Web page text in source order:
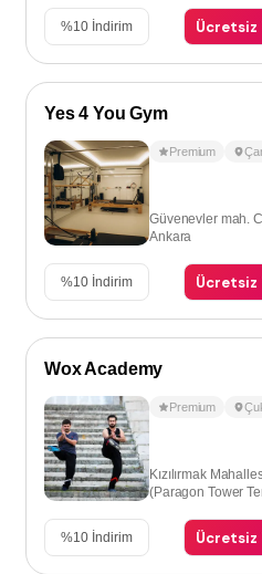
%10 İndirim Ücretsiz
Yes 4 You Gym
Premium
Güvenevler mah.
Ankara
%10 İndirim Ücretsiz
Wox Academy
Premium
Kızılırmak
(Paragon Tower
%10 İndirim Ücretsiz